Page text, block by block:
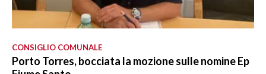
CONSIGLIO COMUNALE
Porto Torres, bocciata la mozione sulle nomine Ep